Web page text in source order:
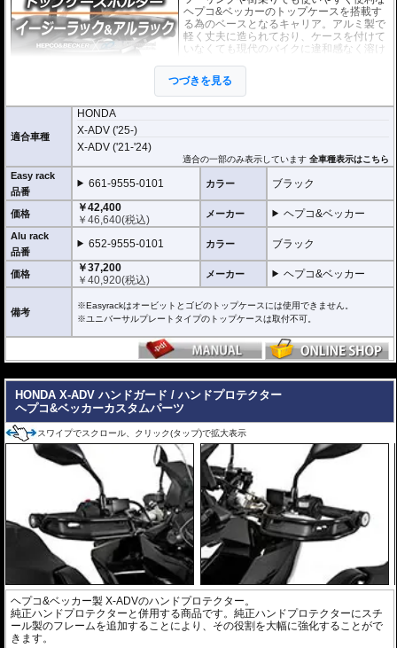
ヘプコ&ベッカーのトップケースを搭載す
る為のベースとなるキャリア。アルミ製で
軽く丈夫に造られており、ケースを付けて
いなくても現代のバイクに違和感なく溶け
２種類のホルダーをラインナップ。
ヘプコ&ベッカーのトップケースを安全に取り付けるための位置決めガイド
ップ。お客様の使用スタイルによってお選びいただけます。
折りたたみタイプ Easy rack / イージーラック
位置決めガイドが折りたたみ式のため、簡単にフラットな簡易キャリアとなり
ます。
トップケースを必要としないような、ちょっとした荷物を載せる場合に便利で
す。
固定タイプ Alu rack / アルラック
位置決めガイドがボルトで固定されたタイプ。取り外せばフラットな簡易キャ
リアとなります。
ケースを取り付けたまま使用することが多い場合にお勧め。
リーズナブルな価格も魅力。
その他、付属の取付用フレームなどは共通です。
※写真のEasylackは位置決めガイドを折りたたんだ状態、Alurackは位置決めガ
イドを取り付けた状態です。
つづきを見る
適合車種
HONDA
X-ADV ('25-)
X-ADV ('21-'24)
適合の一部のみ表示しています全車種表示はこちら
Easy rack
品番
661-9555-0101 カラー ブラック
価格
￥42,400
￥46,640(税込) メーカー ヘプコ&ベッカー
Alu rack
品番
652-9555-0101 カラー ブラック
価格
￥37,200
￥40,920(税込) メーカー ヘプコ&ベッカー
備考
※Easyrackはオービットとゴビのトップケースには使用できません。
※ユニバーサルプレートタイプのトップケースは取付不可。
HONDA X-ADV ハンドガード / ハンドプロテクター
ヘプコ&ベッカーカスタムパーツ
スワイプでスクロール、クリック(タップ)で拡大表示
ヘプコ&ベッカー製 X-ADVのハンドプロテクター。
純正ハンドプロテクターと併用する商品です。純正ハンドプロテクターにスチ
ール製のフレームを追加することにより、その役割を大幅に強化することがで
きます。